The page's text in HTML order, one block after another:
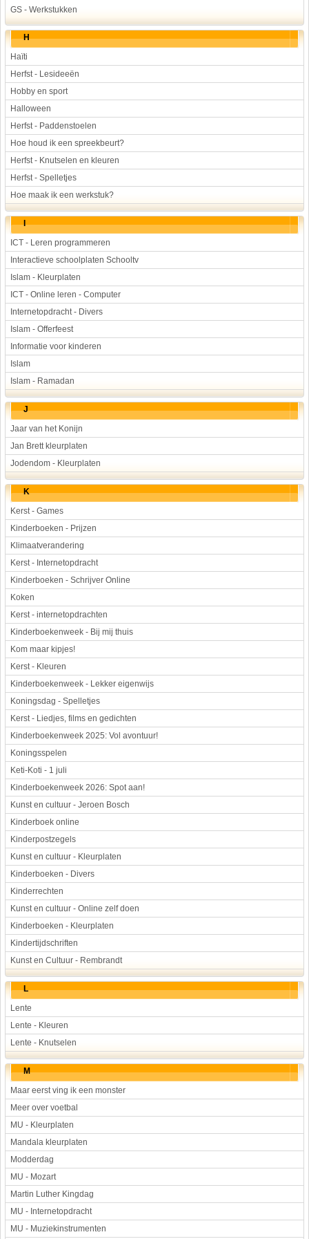
GS - Werkstukken
H
Haïti
Herfst - Lesideeën
Hobby en sport
Halloween
Herfst - Paddenstoelen
Hoe houd ik een spreekbeurt?
Herfst - Knutselen en kleuren
Herfst - Spelletjes
Hoe maak ik een werkstuk?
I
ICT - Leren programmeren
Interactieve schoolplaten Schooltv
Islam - Kleurplaten
ICT - Online leren - Computer
Internetopdracht - Divers
Islam - Offerfeest
Informatie voor kinderen
Islam
Islam - Ramadan
J
Jaar van het Konijn
Jan Brett kleurplaten
Jodendom - Kleurplaten
K
Kerst - Games
Kinderboeken - Prijzen
Klimaatverandering
Kerst - Internetopdracht
Kinderboeken - Schrijver Online
Koken
Kerst - internetopdrachten
Kinderboekenweek - Bij mij thuis
Kom maar kipjes!
Kerst - Kleuren
Kinderboekenweek - Lekker eigenwijs
Koningsdag - Spelletjes
Kerst - Liedjes, films en gedichten
Kinderboekenweek 2025: Vol avontuur!
Koningsspelen
Keti-Koti - 1 juli
Kinderboekenweek 2026: Spot aan!
Kunst en cultuur - Jeroen Bosch
Kinderboek online
Kinderpostzegels
Kunst en cultuur - Kleurplaten
Kinderboeken - Divers
Kinderrechten
Kunst en cultuur - Online zelf doen
Kinderboeken - Kleurplaten
Kindertijdschriften
Kunst en Cultuur - Rembrandt
L
Lente
Lente - Kleuren
Lente - Knutselen
M
Maar eerst ving ik een monster
Meer over voetbal
MU - Kleurplaten
Mandala kleurplaten
Modderdag
MU - Mozart
Martin Luther Kingdag
MU - Internetopdracht
MU - Muziekinstrumenten